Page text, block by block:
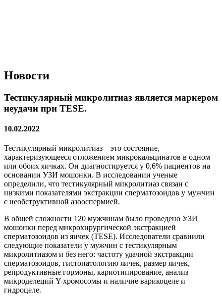
Новости
Тестикулярный микролитиаз является маркером
неудачи при TESE.
10.02.2022
Тестикулярный микролитиаз – это состояние,
характеризующееся отложением микрокальцинатов в одном
или обоих яичках. Он диагностируется у 0,6% пациентов на
основании УЗИ мошонки. В исследовании ученые
определили, что тестикулярный микролитиаз связан с
низкими показателями экстракции сперматозоидов у мужчин
с необструктивной азооспермией.
В общей сложности 120 мужчинам было проведено УЗИ
мошонки перед микрохирургической экстракцией
сперматозоидов из яичек (TESE). Исследователи сравнили
следующие показатели у мужчин с тестикулярным
микролитиазом и без него: частоту удачной экстракции
сперматозоидов, гистопатологию яичек, размер яичек,
репродуктивные гормоны, кариотипирование, анализ
микроделеций Y-хромосомы и наличие варикоцеле и
гидроцеле.